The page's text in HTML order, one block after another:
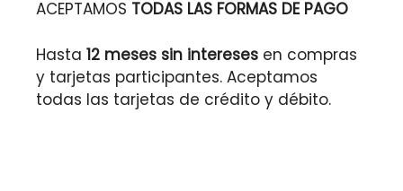
ACEPTAMOS TODAS LAS FORMAS DE PAGO
Hasta 12 meses sin intereses en compras
y tarjetas participantes. Aceptamos
todas las tarjetas de crédito y débito.